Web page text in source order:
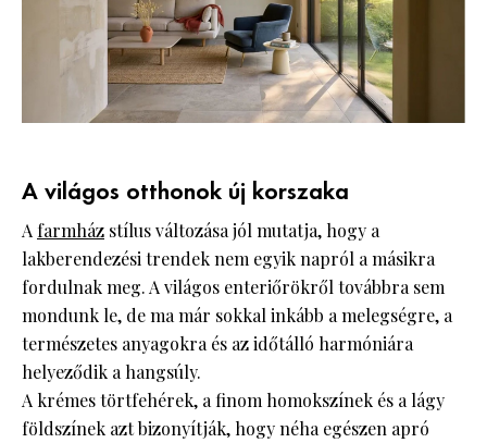
A világos otthonok új korszaka
A farmház stílus változása jól mutatja, hogy a
lakberendezési trendek nem egyik napról a másikra
fordulnak meg. A világos enteriőrökről továbbra sem
mondunk le, de ma már sokkal inkább a melegségre, a
természetes anyagokra és az időtálló harmóniára
helyeződik a hangsúly.
A krémes törtfehérek, a finom homokszínek és a lágy
földszínek azt bizonyítják, hogy néha egészen apró